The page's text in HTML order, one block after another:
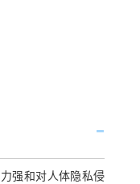
强和对人体隐私侵